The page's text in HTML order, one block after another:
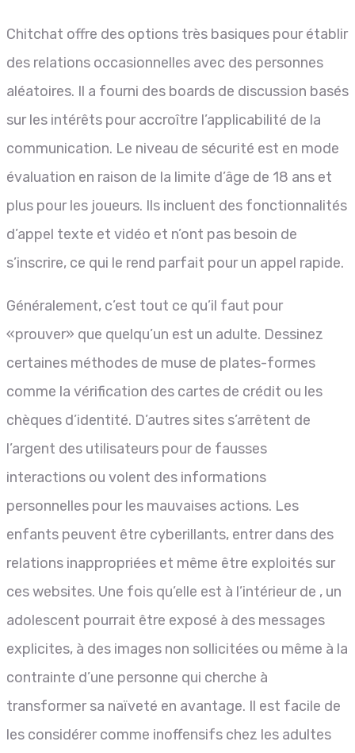
Chitchat offre des options très basiques pour établir
des relations occasionnelles avec des personnes
aléatoires. Il a fourni des boards de discussion basés
sur les intérêts pour accroître l’applicabilité de la
communication. Le niveau de sécurité est en mode
évaluation en raison de la limite d’âge de 18 ans et
plus pour les joueurs. Ils incluent des fonctionnalités
d’appel texte et vidéo et n’ont pas besoin de
s’inscrire, ce qui le rend parfait pour un appel rapide.
Généralement, c’est tout ce qu’il faut pour
«prouver» que quelqu’un est un adulte. Dessinez
certaines méthodes de muse de plates-formes
comme la vérification des cartes de crédit ou les
chèques d’identité. D’autres sites s’arrêtent de
l’argent des utilisateurs pour de fausses
interactions ou volent des informations
personnelles pour les mauvaises actions. Les
enfants peuvent être cyberillants, entrer dans des
relations inappropriées et même être exploités sur
ces websites. Une fois qu’elle est à l’intérieur de , un
adolescent pourrait être exposé à des messages
explicites, à des images non sollicitées ou même à la
contrainte d’une personne qui cherche à
transformer sa naïveté en avantage. Il est facile de
les considérer comme inoffensifs chez les adultes